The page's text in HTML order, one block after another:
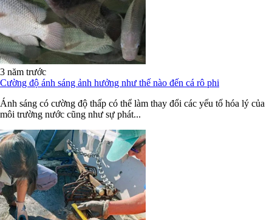
3 năm trước
Cường độ ánh sáng ảnh hưởng như thế nào đến cá rô phi
Ánh sáng có cường độ thấp có thể làm thay đổi các yếu tố hóa lý của
môi trường nước cũng như sự phát...